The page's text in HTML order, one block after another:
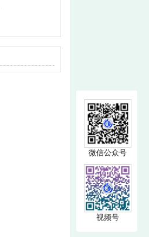
微信公众号
视频号